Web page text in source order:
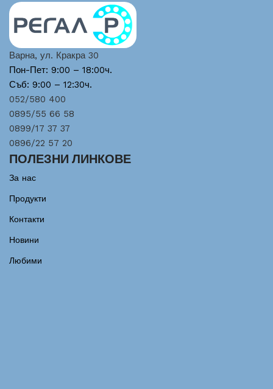
Варна, ул. Кракра 30
Пон-Пет: 9:00 – 18:00ч.
Съб: 9:00 – 12:30ч.
052/580 400
0895/55 66 58
0899/17 37 37
0896/22 57 20
ПОЛЕЗНИ ЛИНКОВЕ
За нас
Продукти
Контакти
Новини
Любими